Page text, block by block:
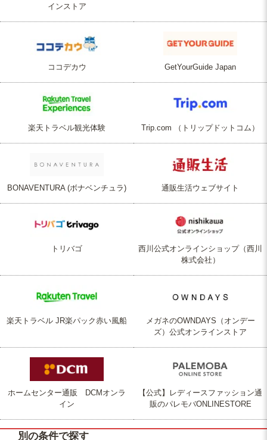
インストア
ココデカウ GetYourGuide Japan
楽天トラベル観光体験 Trip.com （トリップドットコム）
BONAVENTURA (ボナベンチュラ) 通販生活ウェブサイト
トリバゴ
西川公式オンラインショップ（西川
株式会社）
楽天トラベル JR楽パック赤い風船
メガネのOWNDAYS（オンデー
ズ）公式オンラインストア
ホームセンター通販 DCMオンラ
イン
【公式】レディースファッション通
販のパレモバONLINESTORE
別の条件で探す